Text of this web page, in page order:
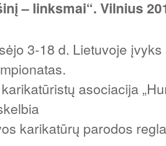
– linksmai“. Vilnius
3-18 d. Lietuvoje
asociacija
karikatūrų parodos